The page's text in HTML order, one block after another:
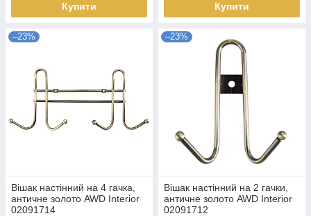
Купити Купити
–23%
Вішак настінний на 4 гачка,
античне золото AWD Interior
02091714
–23%
Вішак настінний на 2 гачки,
античне золото AWD Interior
02091712